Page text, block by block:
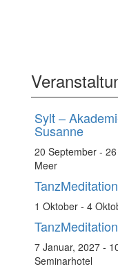
Sylt –
Susanne
20 September -
Meer
1 Oktober - 4
7 Januar, 2027 -
Seminarhotel